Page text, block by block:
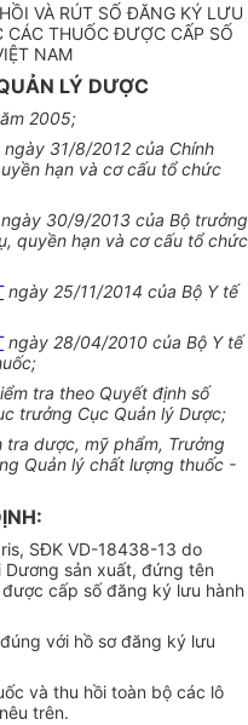
VÀ RÚT SỐ ĐĂNG KÝ L ƯU
CÁC THUỐC ĐƯỢC CẤP SỐ
NAM
LÝ DƯỢC
2005;
ngày 31/8/2012 của Chính
hạn và cơ cấu tổ chức
30/9/2013 của Bộ trưởng
quyền hạn và cơ cấu tổ chức
ngày 25/11/2014 của Bộ Y tế
ngày 28/04/2010 của Bộ Y tế
tra theo Quyết định số
trưởng Cục Quản lý Dược;
tra dược, mỹ phẩm, Trưởng
Quản lý chất lượng thuốc -
SĐK VD-18438-13 do
sản xuất, đứng tên
cấp số đăng ký lưu hành
với hồ sơ đăng ký lưu
và thu hồi toàn bộ các lô
trên.